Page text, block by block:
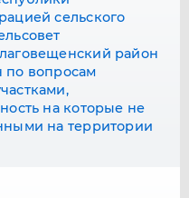
сельского
район
по вопросам
на которые не
на территории